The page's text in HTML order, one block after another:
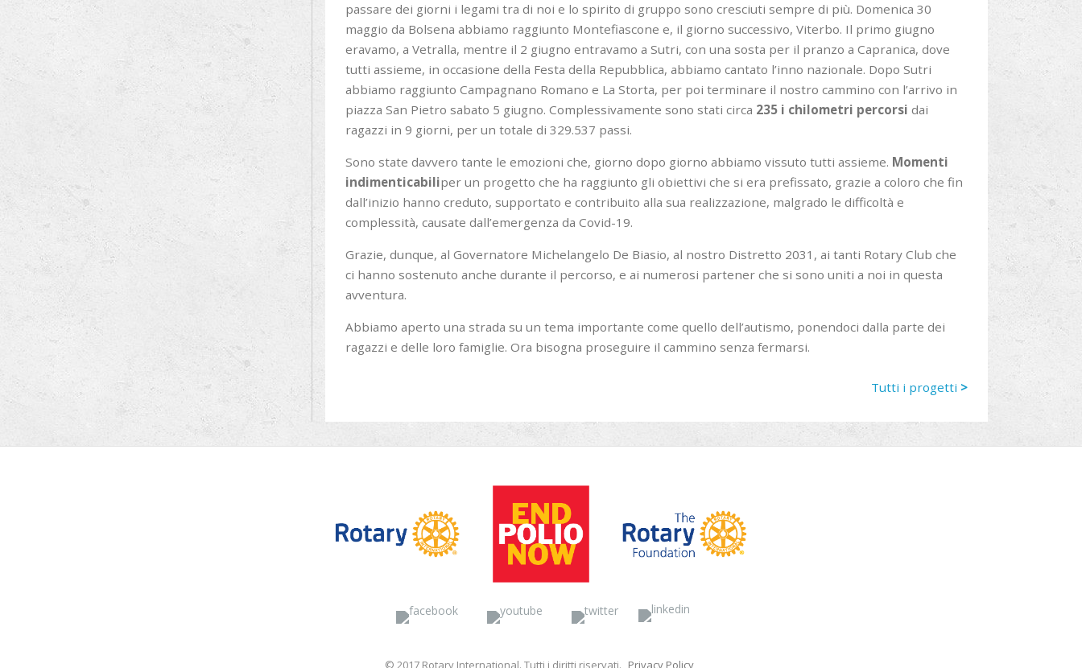
passare dei giorni i legami tra di noi e lo spirito di gruppo sono cresciuti sempre di più. Domenica 30
maggio da Bolsena abbiamo raggiunto Montefiascone e, il giorno successivo, Viterbo. Il primo giugno
eravamo, a Vetralla, mentre il 2 giugno entravamo a Sutri, con una sosta per il pranzo a Capranica, dove
tutti assieme, in occasione della Festa della Repubblica, abbiamo cantato l’inno nazionale. Dopo Sutri
abbiamo raggiunto Campagnano Romano e La Storta, per poi terminare il nostro cammino con l’arrivo in
piazza San Pietro sabato 5 giugno. Complessivamente sono stati circa 235 i chilometri percorsi dai
ragazzi in 9 giorni, per un totale di 329.537 passi.
Sono state davvero tante le emozioni che, giorno dopo giorno abbiamo vissuto tutti assieme. Momenti
indimenticabiliper un progetto che ha raggiunto gli obiettivi che si era prefissato, grazie a coloro che fin
dall’inizio hanno creduto, supportato e contribuito alla sua realizzazione, malgrado le difficoltà e
complessità, causate dall’emergenza da Covid-19.
Grazie, dunque, al Governatore Michelangelo De Biasio, al nostro Distretto 2031, ai tanti Rotary Club che
ci hanno sostenuto anche durante il percorso, e ai numerosi partener che si sono uniti a noi in questa
avventura.
Abbiamo aperto una strada su un tema importante come quello dell’autismo, ponendoci dalla parte dei
ragazzi e delle loro famiglie. Ora bisogna proseguire il cammino senza fermarsi.
Tutti i progetti >
Facebook YouTube Twitter
© 2017 Rotary International. Tutti i diritti riservati. Privacy Policy